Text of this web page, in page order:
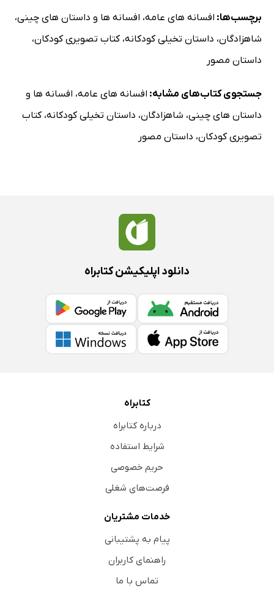
برچسب‌ها: افسانه های عامه، افسانه ها و داستان های چینی،
شاهزادگان، داستان تخیلی کودکانه،کتاب تصویری کودکان،
داستان مصور
جستجوی کتاب‌های مشابه: افسانه های عامه، افسانه ها و
داستان های چینی، شاهزادگان، داستان تخیلی کودکانه،کتاب
تصویری کودکان، داستان مصور
دانلود اپلیکیشن کتابراه
کتابراه
درباره کتابراه
شرایط استفاده
حریم خصوصی
فرصت‌های شغلی
خدمات مشتریان
پیام به پشتیبانی
راهنمای کاربران
تماس با ما